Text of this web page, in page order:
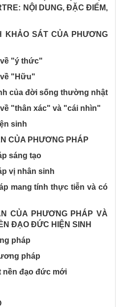
NỘI DUNG, ĐẶC ĐIỂM,
KHẢO SÁT CỦA PHƯƠNG
"ý thức"
"Hữu"
của đời sống thường nhật
"thân xác" và "cái nhìn"
sinh
CỦA PHƯƠNG PHÁP
sáng tạo
vị nhân sinh
mang tính thực tiễn và có
CỦA PHƯƠNG PHÁP VÀ
ĐẠO ĐỨC HIỆN SINH
pháp
pháp
nền đạo đức mới